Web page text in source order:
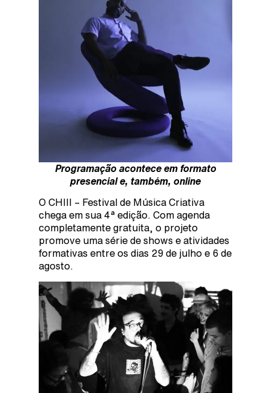
Programação acontece em formato
presencial e, também, online
O CHIII – Festival de Música Criativa
chega em sua 4ª edição. Com agenda
completamente gratuita, o projeto
promove uma série de shows e atividades
formativas entre os dias 29 de julho e 6 de
agosto.